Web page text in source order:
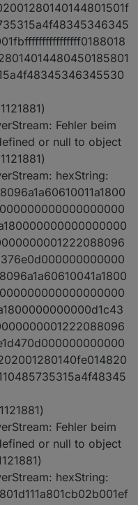
Fehler beim
or null to object
hexString:
Fehler beim
or null to object
hexString: